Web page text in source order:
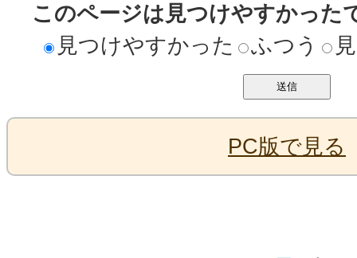
このページは見つけやすかった
見つけやすかった
ふつう
PC版で見る